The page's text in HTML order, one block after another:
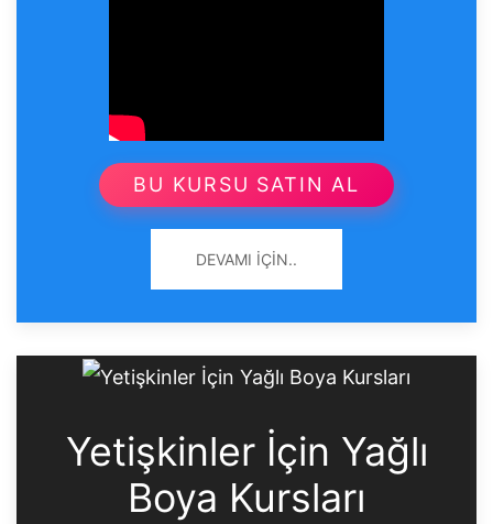
BU KURSU SATIN AL
DEVAMI İÇIN..
Yetişkinler İçin Yağlı
Boya Kursları